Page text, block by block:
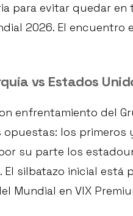
para evitar quedar
2026. El encuentro
vs Estados
enfrentamiento del
los
su parte los
silbatazo inicial está
Mundial en VIX